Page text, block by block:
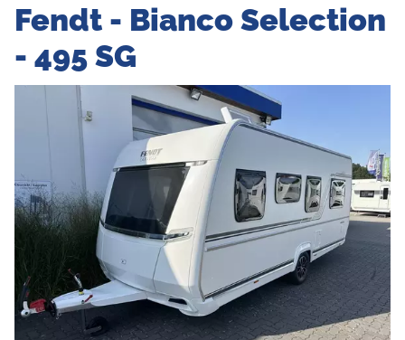
Fendt - Bianco Selection
- 495 SG